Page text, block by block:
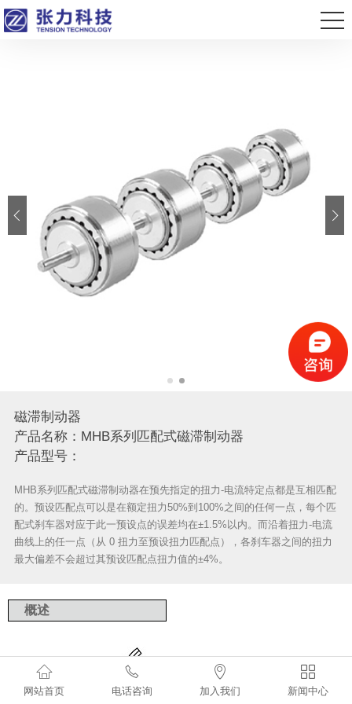
磁滞制动器
产品名称：MHB系列匹配式磁滞制动器
产品型号：
MHB系列匹配式磁滞制动器在预先指定的扭力-电流特定点都是互相匹配
的。预设匹配点可以是在额定扭力50%到100%之间的任何一点，每个匹
配式刹车器对应于此一预设点的误差均在±1.5%以内。而沿着扭力-电流
曲线上的任一点（从 0 扭力至预设扭力匹配点），各刹车器之间的扭力
最大偏差不会超过其预设匹配点扭力值的±4%。
概述

网站首页

电话咨询

加入我们

新闻中心